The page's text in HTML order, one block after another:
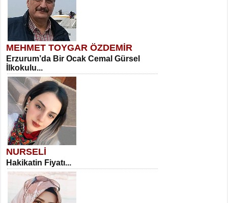
MEHMET TOYGAR ÖZDEMİR
Erzurum’da Bir Ocak Cemal Gürsel
İlkokulu...
NURSELİ
Hakikatin Fiyatı...